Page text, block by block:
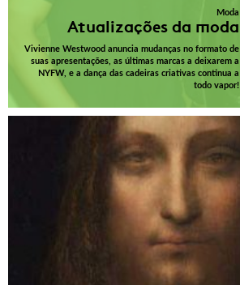
Moda
Atualizações da moda
Vivienne Westwood anuncia mudanças no formato de
suas apresentações, as últimas marcas a deixarem a
NYFW, e a dança das cadeiras criativas continua a
todo vapor!